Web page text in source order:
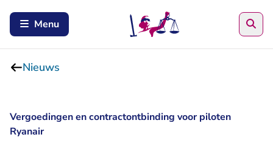
Menu
Nieuws
Vergoedingen en contractontbinding voor piloten
Ryanair